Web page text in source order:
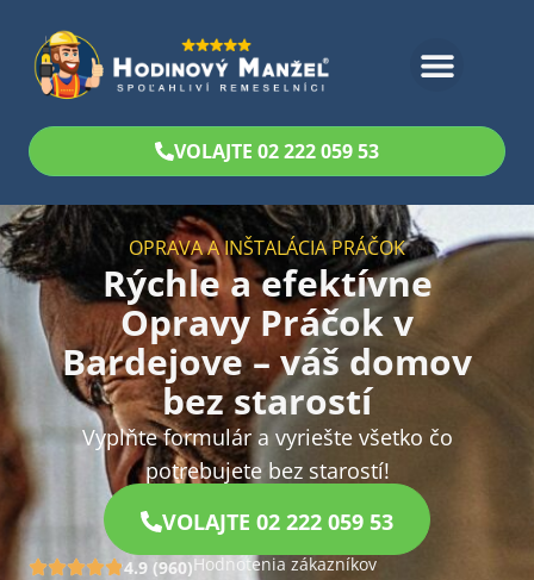
VOLAJTE 02 222 059 53
OPRAVA A INŠTALÁCIA PRÁČOK
Rýchle a efektívne
Opravy Práčok v
Bardejove – váš domov
bez starostí
Vyplňte formulár a vyriešte všetko čo
potrebujete bez starostí!
VOLAJTE 02 222 059 53
4.9 (960)Hodnotenia zákazníkov